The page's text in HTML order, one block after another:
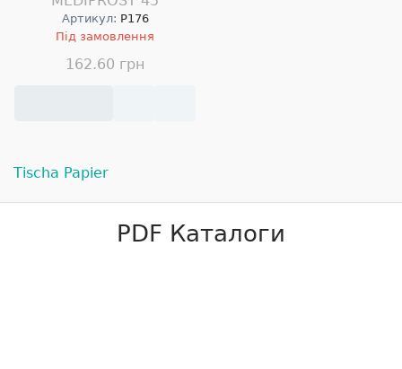
Артикул: P176
Під замовлення
162.60 грн
Tischa Papier
PDF Каталоги